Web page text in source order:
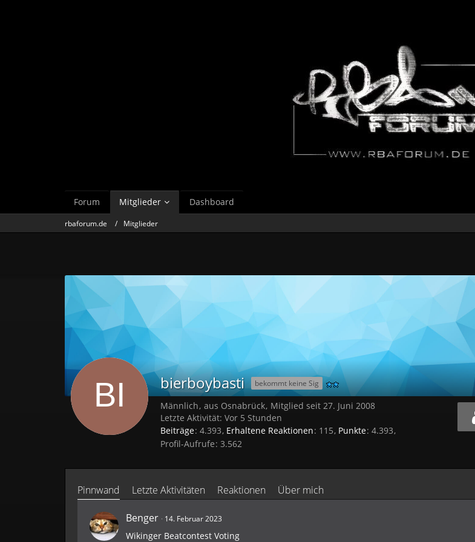
Forum Mitglieder Dashboard
rbaforum.de Mitglieder
bierboybasti bekommt keine Sig
Männlich aus Osnabrück Mitglied seit 27. Juni 2008
Letzte Aktivität:Vor 5 Stunden
Beiträge 4.393 Erhaltene Reaktionen 115 Punkte 4.393
Profil-Aufrufe 3.562
Pinnwand Letzte Aktivitäten Reaktionen Über mich
Benger 14. Februar 2023
Wikinger Beatcontest Voting